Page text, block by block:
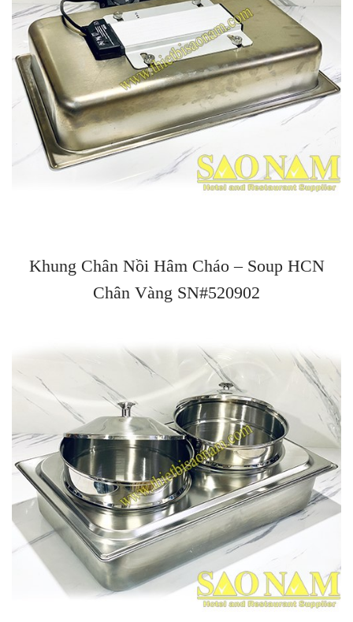
Khung Chân Nồi Hâm Cháo – Soup HCN
Chân Vàng SN#520902